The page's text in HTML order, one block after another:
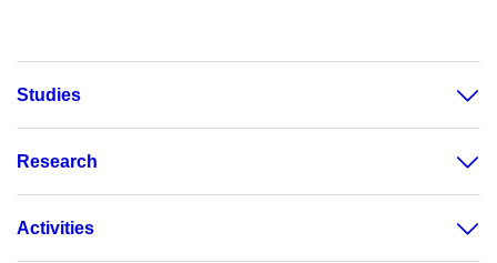
Studies
Research
Activities